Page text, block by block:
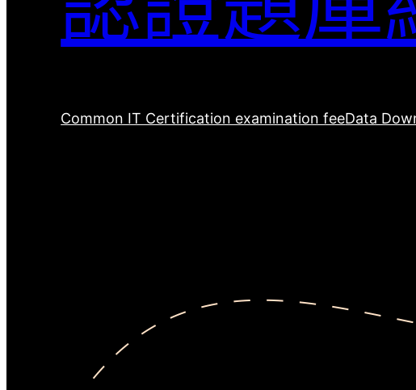
Common IT Certification examination feeData